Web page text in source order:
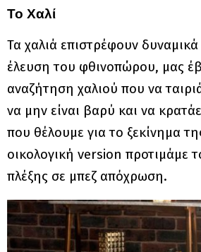
Το Χαλί
Τα χαλιά επιστρέφουν
έλευση του φθινοπώρου, μας
αναζήτηση χαλιού που να
να μην είναι βαρύ και να
που θέλουμε για το ξεκίνημα
οικολογική version προτιμάμε
πλέξης σε μπεζ απόχρωση.